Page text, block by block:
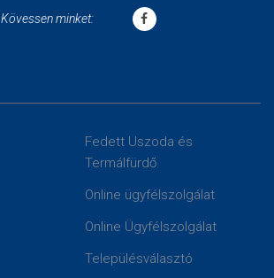
Kövessen minket:
Fedett Uszoda és
Termálfürdő
Online ügyfélszolgálat
Online Ügyfélszolgálat
Településválasztó